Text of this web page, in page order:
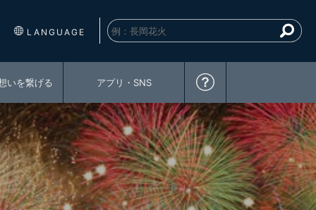
LANGUAGE
いを繋げる アプリ・SNS